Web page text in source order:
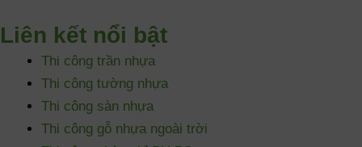
Liên kết nổi bật
Thi công trần nhựa
Thi công tường nhựa
Thi công sàn nhựa
Thi công gỗ nhựa ngoài trời